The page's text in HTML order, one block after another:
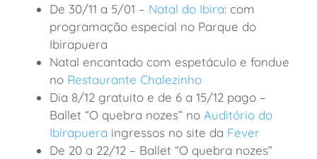
De 30/11 a 5/01 – Natal do Ibira: com
programação especial no Parque do
Ibirapuera
Natal encantado com espetáculo e fondue
no Restaurante Chalezinho
Dia 8/12 gratuito e de 6 a 15/12 pago –
Ballet “O quebra nozes” no Auditório do
Ibirapuera ingressos no site da Fever
De 20 a 22/12 – Ballet “O quebra nozes”